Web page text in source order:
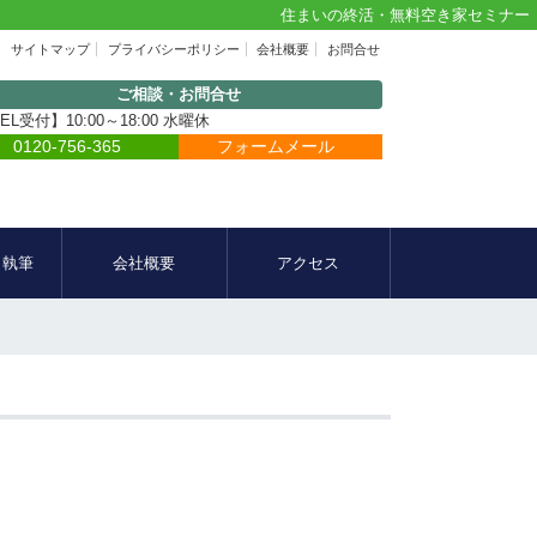
住まいの終活・無料空き家セミナー
ご相談・お問合せ
受付】10:00～18:00 水曜休
0120-756-365 フォームメール
サイトマップ プライバシーポリシー 会社概要 お問合せ
筆 会社概要 アクセス